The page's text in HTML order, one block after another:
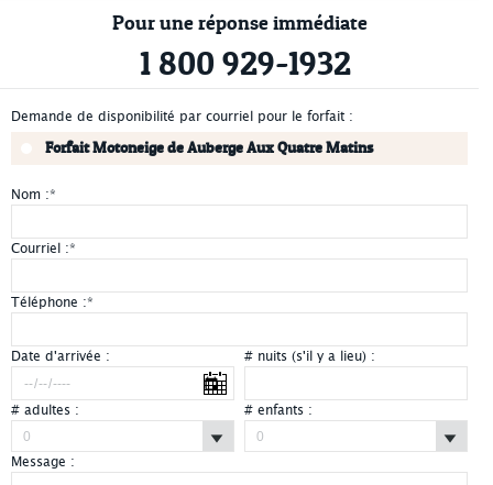
Pour une réponse immédiate
1 800 929-1932
Demande de disponibilité par courriel pour le forfait :
Forfait Motoneige de Auberge Aux Quatre Matins
Nom :*
Courriel :*
Téléphone :*
Date d'arrivée : # nuits (s'il y a lieu) :
# adultes : # enfants :
Message :